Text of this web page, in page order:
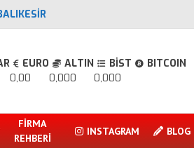
EURO
0,00
ALTIN
0,000
BİST
0,000
BITCOIN
FİRMA
REHBERİ
INSTAGRAM BLOG